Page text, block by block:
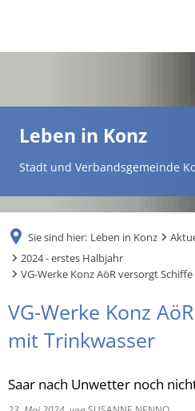
Leben in Konz
Stadt und Verbandsgemeinde
Sie sind hier: Leben in Konz
2024 - erstes Halbjahr
VG-Werke Konz AöR versorgt
VG-Werke Konz
mit Trinkwasser
Saar nach Unwetter noch